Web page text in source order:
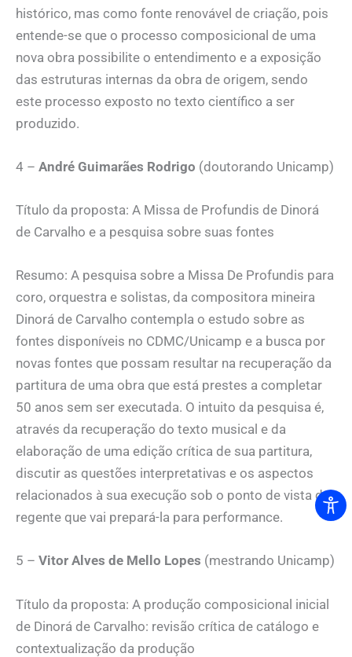
histórico, mas como fonte renovável de criação, pois
entende-se que o processo composicional de uma
nova obra possibilite o entendimento e a exposição
das estruturas internas da obra de origem, sendo
este processo exposto no texto científico a ser
produzido.
4 – André Guimarães Rodrigo (doutorando Unicamp)
Título da proposta: A Missa de Profundis de Dinorá
de Carvalho e a pesquisa sobre suas fontes
Resumo: A pesquisa sobre a Missa De Profundis para
coro, orquestra e solistas, da compositora mineira
Dinorá de Carvalho contempla o estudo sobre as
fontes disponíveis no CDMC/Unicamp e a busca por
novas fontes que possam resultar na recuperação da
partitura de uma obra que está prestes a completar
50 anos sem ser executada. O intuito da pesquisa é,
através da recuperação do texto musical e da
elaboração de uma edição crítica de sua partitura,
discutir as questões interpretativas e os aspectos
relacionados à sua execução sob o ponto de vista do
regente que vai prepará-la para performance.
5 – Vitor Alves de Mello Lopes (mestrando Unicamp)
Título da proposta: A produção composicional inicial
de Dinorá de Carvalho: revisão crítica de catálogo e
contextualização da produção